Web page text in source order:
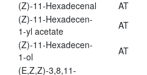
(Z)-11-Hexadecenal
AT
(Z)-11-Hexadecen-
1-yl acetate
AT
(Z)-11-Hexadecen-
1-ol
AT
(E,Z,Z)-3,8,11-